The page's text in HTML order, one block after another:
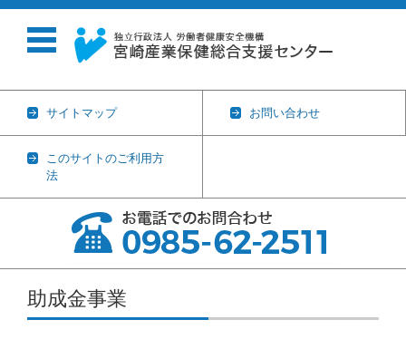
サイトマップ お問い合わせ
このサイトのご利用方
法
コンテンツに移動
助成金事業